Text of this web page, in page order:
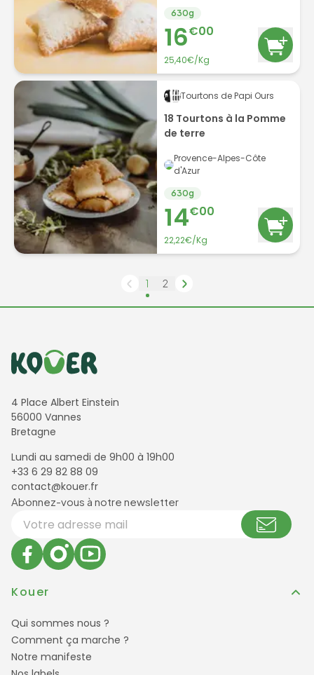
630g
16€00
25,40€/Kg
Tourtons de Papi Ours
18 Tourtons à la Pomme
de terre
Provence-Alpes-Côte
d'Azur
630g
14€00
22,22€/Kg
1 2
Informations de contact
4 Place Albert Einstein
56000 Vannes
Bretagne
Lundi au samedi de 9h00 à 19h00
+33 6 29 82 88 09
contact@kouer.fr
Newsletter et réseaux sociaux
Abonnez-vous à notre newsletter
Votre adresse email
Kouer
Qui sommes nous ?
Comment ça marche ?
Notre manifeste